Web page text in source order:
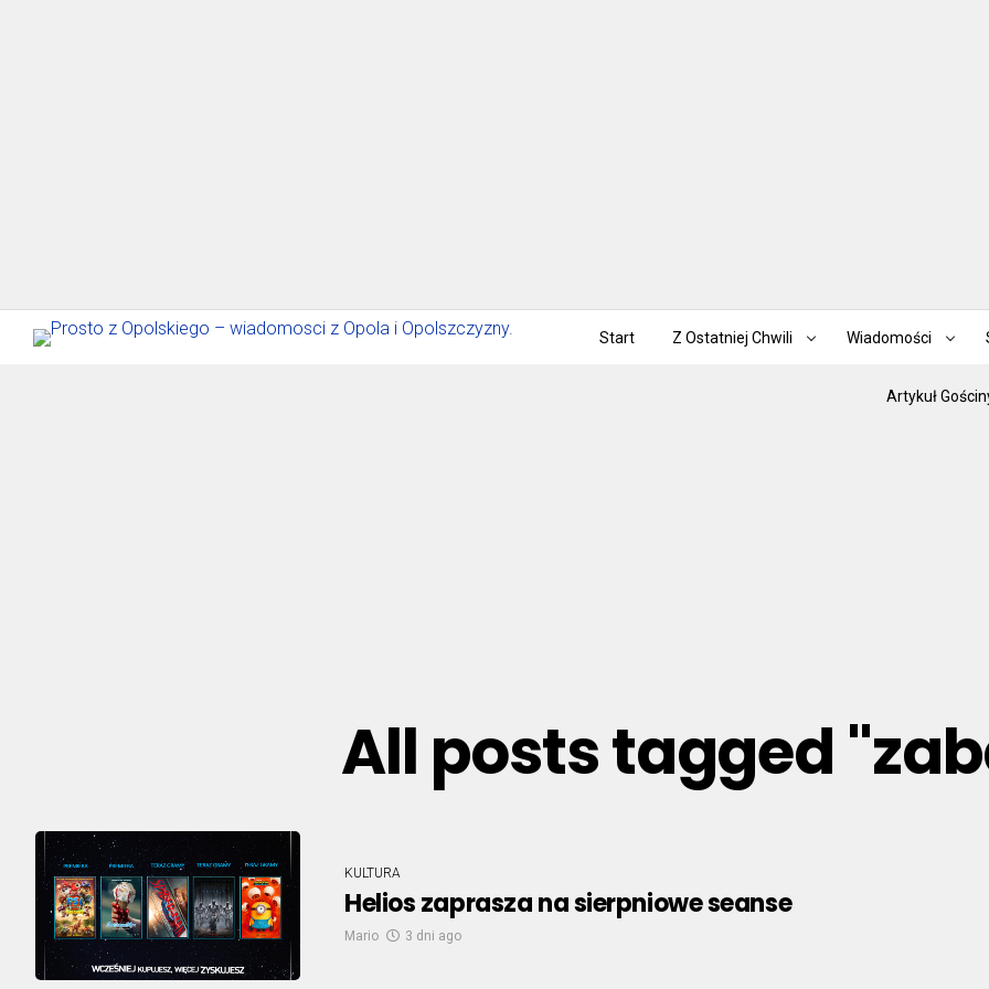
Start Z Ostatniej Chwili Wiadomości
Artykuł
All posts tagged
KULTURA
Helios zaprasza na sierpniowe seanse
Mario 3 dni ago